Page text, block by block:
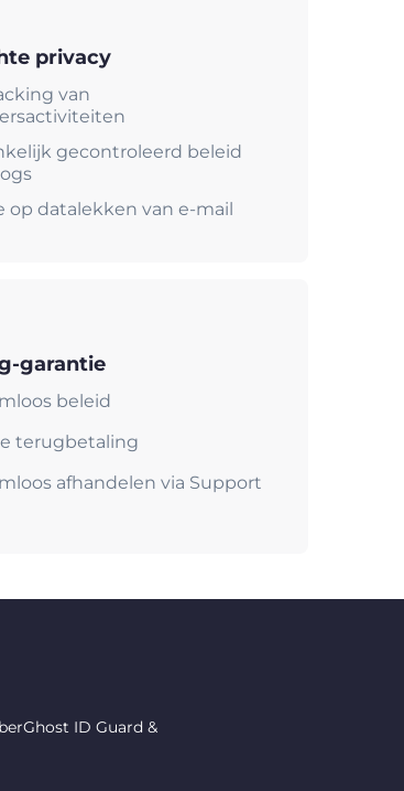
privacy
van
gecontroleerd beleid
op datalekken van e-mail
garantie
beleid
terugbetaling
afhandelen via Support
ID Guard &